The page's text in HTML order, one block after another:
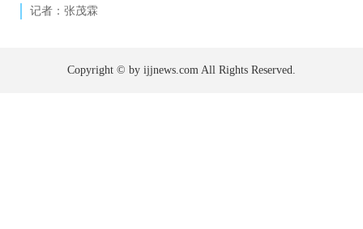
记者：张茂霖
Copyright © by ijjnews.com All Rights Reserved.